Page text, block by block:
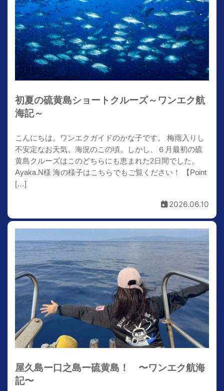
初夏の硫黄島ショートクルーズ～ワンエク航
海記～
こんにちは。ワンエクガイドのかな子です。 梅雨入りし
不安定なお天気、海況のこの頃。しかし、６月最初の硫
黄島クルーズはこのどちらにも恵まれた2日間でした。
Ayaka.N様 海の様子はこちらでもご覧ください！ 【Point
[…]
2026.06.10
屋久島ー口之島ー硫黄島！ 〜ワンエク航海
記〜